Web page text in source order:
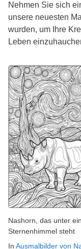
Nehmen Sie sich
unsere neuesten
wurden, um Ihre
Leben
Nashorn, das unter
Sternenhimmel steht
In Ausmalbilder von